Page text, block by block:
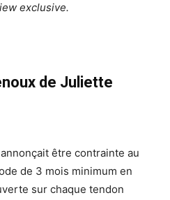
exclusive.
de Juliette
être contrainte au
de 3 mois minimum en
sur chaque tendon